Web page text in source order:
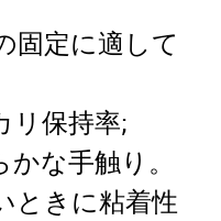
固定に適して
リ保持率;
な手触り。
ときに粘着性